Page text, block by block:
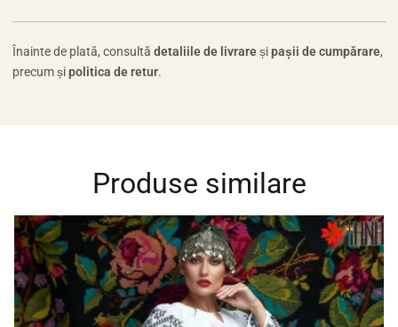
Înainte de plată, consultă detaliile de livrare șipașii de cumpărare,
precum șipolitica de retur.
Produse similare